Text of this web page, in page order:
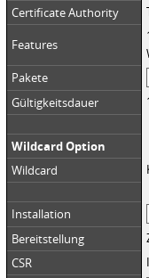
Certificate Authority
Features
Pakete
Gültigkeitsdauer
Wildcard Option
Wildcard
Installation
Bereitstellung
CSR